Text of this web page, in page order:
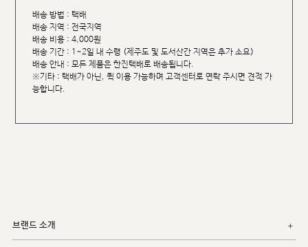
배송 방법 : 택배
배송 지역 : 전국지역
배송 비용 : 4,000원
배송 기간 : 1~2일 내 수령 (제주도 및 도서산간 지역은 추가 소요)
배송 안내 : 모든 제품은 한진택배로 배송됩니다.
※기타 : 택배가 아닌, 퀵 이용 가능하며 고객센터로 연락 주시면 견적 가
능합니다.
브랜드 소개